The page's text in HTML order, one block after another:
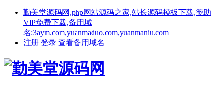
勤美堂源码网,php网站源码之家,站长源码模板下载,赞助
VIP免费下载,备用域
名:3aym.com,yuanmaduo.com,yuanmaniu.com
注册 登录 查看备用域名